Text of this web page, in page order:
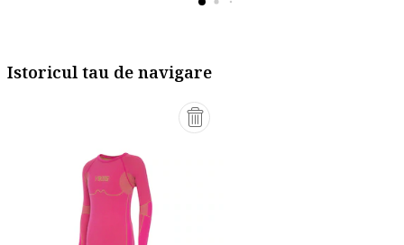
Istoricul tau de navigare